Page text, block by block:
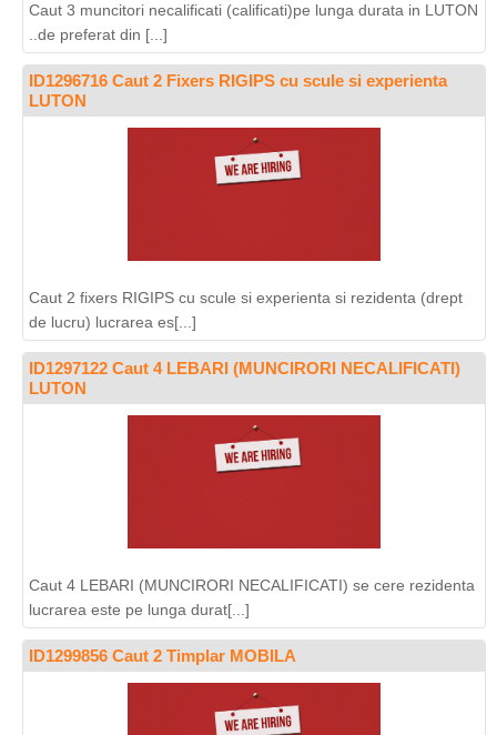
Caut 3 muncitori necalificati (calificati)pe lunga durata in LUTON
..de preferat din [...]
ID1296716 Caut 2 Fixers RIGIPS cu scule si experienta
LUTON
Caut 2 fixers RIGIPS cu scule si experienta si rezidenta (drept
de lucru) lucrarea es[...]
ID1297122 Caut 4 LEBARI (MUNCIRORI NECALIFICATI)
LUTON
Caut 4 LEBARI (MUNCIRORI NECALIFICATI) se cere rezidenta
lucrarea este pe lunga durat[...]
ID1299856 Caut 2 Timplar MOBILA